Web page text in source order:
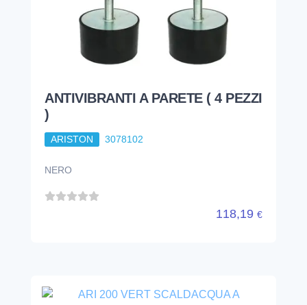
ANTIVIBRANTI A PARETE ( 4 PEZZI
)
ARISTON 3078102
NERO
118,19 €